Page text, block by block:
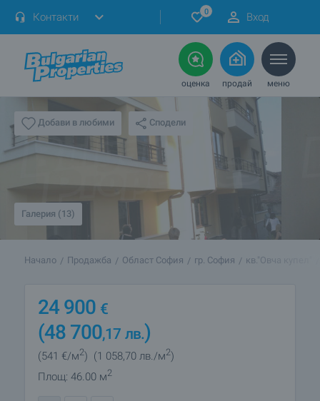
Контакти 0 Вход
оценка продай меню
Добави в любими Сподели
Галерия (13)
Начало Продажба Област София гр. София кв."Овча купел"
24 900 €
(48 700,17 лв.)
(541 €/м2) (1 058,70 лв./м2)
Площ: 46.00 м2